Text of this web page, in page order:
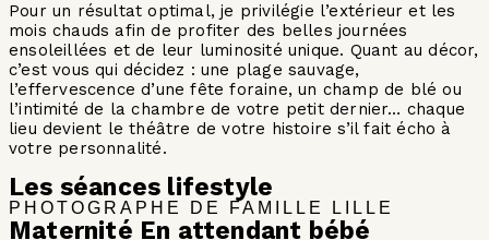
Pour un résultat optimal, je privilégie l’extérieur et les
mois chauds afin de profiter des belles journées
ensoleillées et de leur luminosité unique. Quant au décor,
c’est vous qui décidez : une plage sauvage,
l’effervescence d’une fête foraine, un champ de blé ou
l’intimité de la chambre de votre petit dernier… chaque
lieu devient le théâtre de votre histoire s’il fait écho à
votre personnalité.
Les séances lifestyle
PHOTOGRAPHE DE FAMILLE LILLE
Maternité En attendant bébé